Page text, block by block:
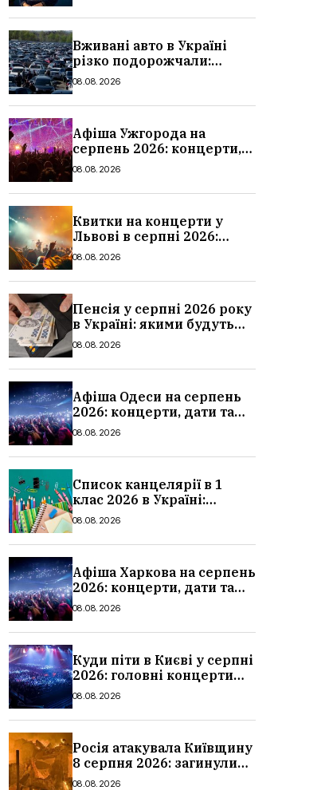
Вживані авто в Україні
різко подорожчали:
причини, які машини
08.08.2026
Афіша Ужгорода на
серпень 2026: концерти,
дати та ціни
08.08.2026
Квитки на концерти у
Львові в серпні 2026:
дати, ціни та локації
08.08.2026
Пенсія у серпні 2026 року
в Україні: якими будуть
мінімальні та
суми
08.08.2026
Афіша Одеси на серпень
2026: концерти, дати та
ціни квитків
08.08.2026
Список канцелярії в 1
клас 2026 в Україні:
повний чек-лист для
08.08.2026
Афіша Харкова на серпень
2026: концерти, дати та
ціни квитків
08.08.2026
Куди піти в Києві у серпні
2026: головні концерти
місяця, дати, артисти та
08.08.2026
Росія атакувала Київщину
8 серпня 2026: загинули
троє людей, серед них
08.08.2026